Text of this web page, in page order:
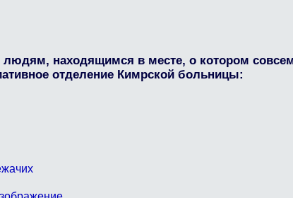
находящимся в месте, о котором
отделение Кимрской больницы: